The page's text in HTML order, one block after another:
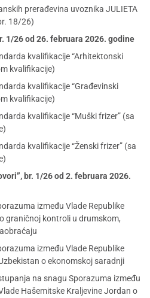
prerađevina uvoznika JULIETA
18/26)
1/26 od 26. februara 2026. godine
kvalifikacije “Arhitektonski
kvalifikacije)
kvalifikacije “Građevinski
kvalifikacije)
kvalifikacije “Muški frizer” (sa
kvalifikacije “Ženski frizer” (sa
br. 1/26 od 2. februara 2026.
između Vlade Republike
graničnoj kontroli u drumskom,
između Vlade Republike
o ekonomskoj saradnji
na snagu Sporazuma između
Hašemitske Kraljevine Jordan o